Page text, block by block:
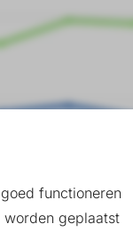
functioneren
worden geplaatst